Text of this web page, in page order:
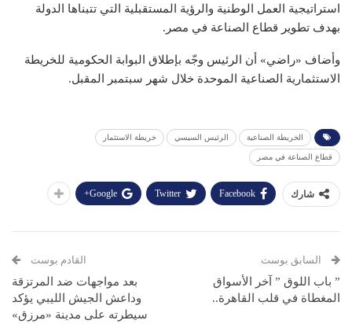
استراتيجية العمل الوطنية والرؤية المستقبلية التي تتبناها الدولة
بهدف تطوير قطاع الصناعة في مصر.
وأضاف «راضي» أن الرئيس وجّه بإطلاق البوابة الحكومية للخريطة
الاستثمارية الصناعية الموحدة خلال شهر سبتمبر المقبل.
الخريطة الصناعية الرئيس السيسي خريطة الاستثمار
قطاع الصناعة في مصر
شارك Facebook
Twitter
Google+
السابق بوست
” باب اللوق ” آخر الأسواق
المغطاة في قلب القاهرة..
القادم بوست
بعد مواجهات ضد المرتزقة
وداعش الجيش الليبي يؤكد
سيطرته على مدينة «مرزق»